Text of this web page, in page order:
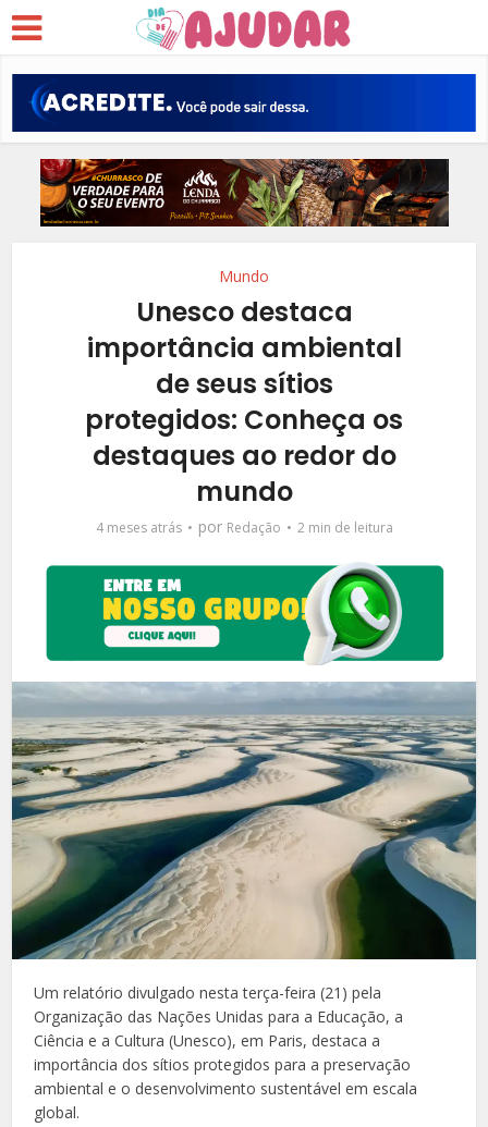
Mundo
Unesco destaca
importância ambiental
de seus sítios
protegidos: Conheça os
destaques ao redor do
mundo
4 meses atrás por Redação 2 min de leitura
Um relatório divulgado nesta terça-feira (21) pela
Organização das Nações Unidas para a Educação, a
Ciência e a Cultura (Unesco), em Paris, destaca a
importância dos sítios protegidos para a preservação
ambiental e o desenvolvimento sustentável em escala
global.